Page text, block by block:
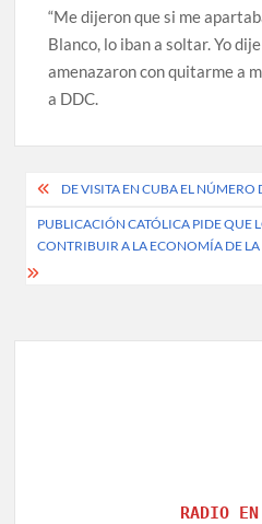
“Me dijeron que si me
Blanco, lo iban a soltar. Yo
amenazaron con quitarme a
a DDC.
Post
navigation
DE VISITA EN CUBA EL NÚMERO
PUBLICACIÓN CATÓLICA PIDE QUE
CONTRIBUIR A LA ECONOMÍA DE LA
RADIO